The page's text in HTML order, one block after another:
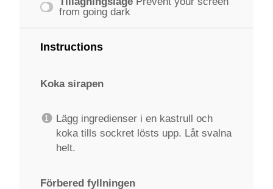
from going dark
Instructions
Koka sirapen
Lägg ingredienser i en kastrull och
koka tills sockret lösts upp. Låt svalna
helt.
Förbered fyllningen